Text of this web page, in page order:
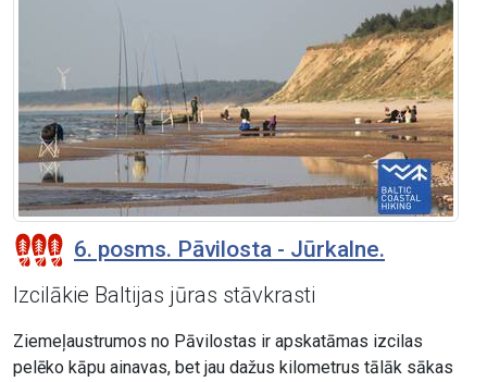
6. posms. Pāvilosta - Jūrkalne.
Izcilākie Baltijas jūras stāvkrasti
Ziemeļaustrumos no Pāvilostas ir apskatāmas izcilas
pelēko kāpu ainavas, bet jau dažus kilometrus tālāk sākas